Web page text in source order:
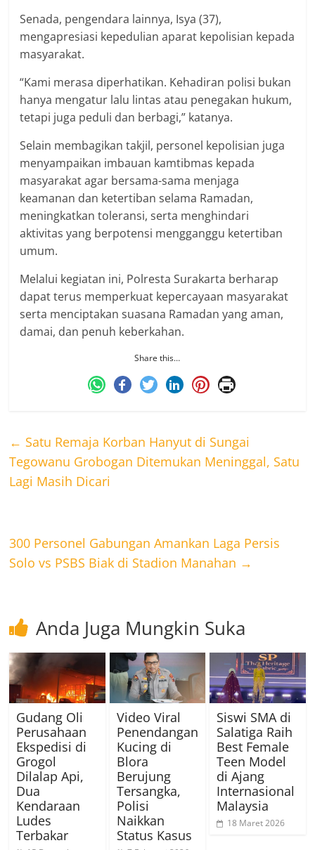
Senada, pengendara lainnya, Isya (37),
mengapresiasi kepedulian aparat kepolisian kepada
masyarakat.
“Kami merasa diperhatikan. Kehadiran polisi bukan
hanya mengatur lalu lintas atau penegakan hukum,
tetapi juga peduli dan berbagi,” katanya.
Selain membagikan takjil, personel kepolisian juga
menyampaikan imbauan kamtibmas kepada
masyarakat agar bersama-sama menjaga
keamanan dan ketertiban selama Ramadan,
meningkatkan toleransi, serta menghindari
aktivitas yang berpotensi mengganggu ketertiban
umum.
Melalui kegiatan ini, Polresta Surakarta berharap
dapat terus memperkuat kepercayaan masyarakat
serta menciptakan suasana Ramadan yang aman,
damai, dan penuh keberkahan.
Share this…
← Satu Remaja Korban Hanyut di Sungai
Tegowanu Grobogan Ditemukan Meninggal, Satu
Lagi Masih Dicari
300 Personel Gabungan Amankan Laga Persis
Solo vs PSBS Biak di Stadion Manahan →
Anda Juga Mungkin Suka
Gudang Oli
Perusahaan
Ekspedisi di
Grogol
Dilalap Api,
Dua
Kendaraan
Ludes
Terbakar
Video Viral
Penendangan
Kucing di
Blora
Berujung
Tersangka,
Polisi
Naikkan
Status Kasus
Siswi SMA di
Salatiga Raih
Best Female
Teen Model
di Ajang
Internasional
Malaysia
18 Maret 2026